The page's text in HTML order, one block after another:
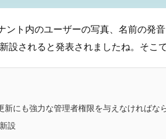
ント内のユーザーの写真、名前の発
設されると発表されましたね。そこ
にも強力な管理者権限を与えなければな
設